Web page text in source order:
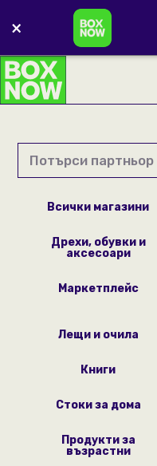
×
Всички магазини
Дрехи, обувки и
аксесоари
Маркетплейс
Лещи и очила
Книги
Стоки за дома
Продукти за
възрастни